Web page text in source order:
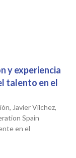
y experiencia
talento en el
Javier Vílchez,
Spain
en el